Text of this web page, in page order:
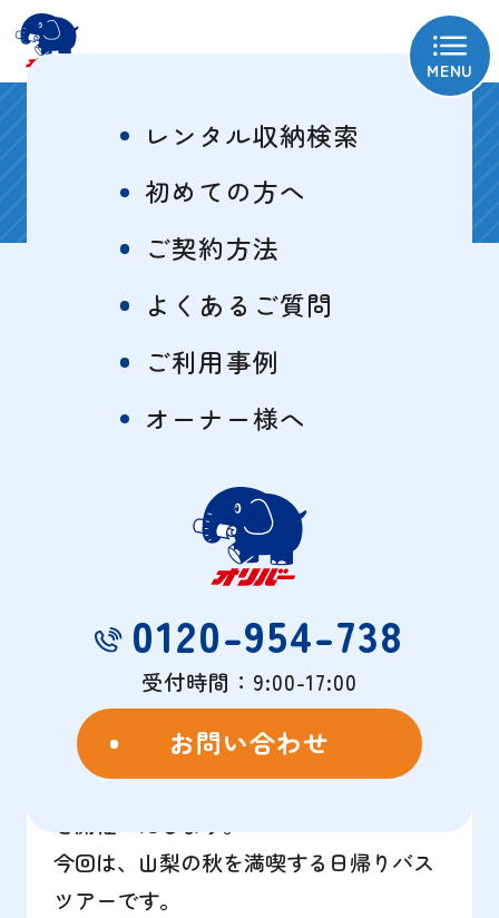
MENU
レンタル収納検索
初めての方へ
ご契約方法
よくあるご質問
ご利用事例
オーナー様へ
0120-954-738
受付時間：9:00-17:00
お問い合わせ
お知らせ
セミナー情報
【イベント】山梨の秋を満喫する日
帰りバスツアー 紅葉とぶどう狩
山梨の秋を満喫する日帰りバスツアー
ぶどう狩りツアー
詳細はこちら
自主管理のお客様やお取引のないお客様
も大歓迎
オリバーの大人気企画であるバスツアー
を開催いたします。
今回は、山梨の秋を満喫する日帰りバス
ツアーです。